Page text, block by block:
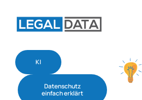
Home
KI
Datenschutz
einfach erklärt